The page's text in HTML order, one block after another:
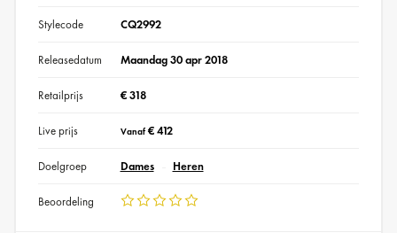
Stylecode CQ2992
Releasedatum Maandag 30 apr 2018
Retailprijs € 318
Live prijs Vanaf€ 412
Doelgroep Dames Heren
Beoordeling